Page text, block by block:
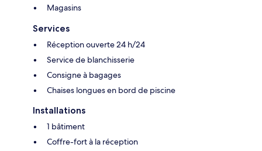
Magasins
Services
Réception ouverte 24 h/24
Service de blanchisserie
Consigne à bagages
Chaises longues en bord de piscine
Installations
1 bâtiment
Coffre-fort à la réception